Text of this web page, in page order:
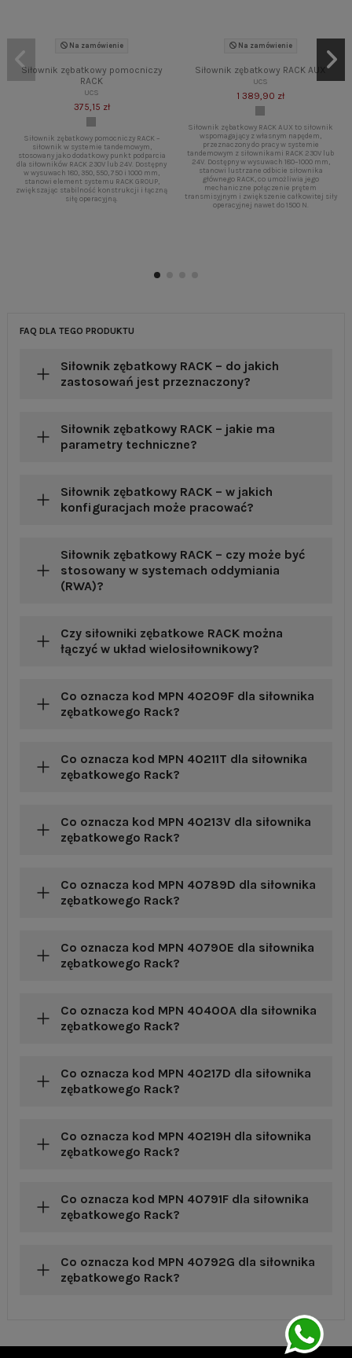
Na zamówienie
Siłownik zębatkowy pomocniczy
RACK
UCS
375,15 zł
Siłownik zębatkowy pomocniczy RACK –
siłownik w systemie tandemowym,
stosowany jako dodatkowy punkt podparcia
dla siłowników RACK 230V lub 24V. Dostępny
w wysuwach 180, 350, 550, 750 i 1000 mm,
stanowi element systemu RACK GROUP,
zwiększając stabilność konstrukcji i łączną
siłę operacyjną.
Na zamówienie
Siłownik zębatkowy RACK AUX
UCS
1 389,90 zł
Siłownik zębatkowy RACK AUX to siłownik
wspomagający z własnym napędem,
przeznaczony do pracy w systemie
tandemowym z siłownikami RACK 230V lub
24V. Dostępny w wysuwach 180–1000 mm,
stanowi lustrzane odbicie siłownika
głównego RACK, co umożliwia jego
mechaniczne połączenie prętem
transmisyjnym i zwiększenie całkowitej siły
operacyjnej nawet do 1500 N.
FAQ DLA TEGO PRODUKTU
Siłownik zębatkowy RACK – do jakich
zastosowań jest przeznaczony?
Siłownik zębatkowy RACK – jakie ma
parametry techniczne?
Siłownik zębatkowy RACK – w jakich
konfiguracjach może pracować?
Siłownik zębatkowy RACK – czy może być
stosowany w systemach oddymiania
(RWA)?
Czy siłowniki zębatkowe RACK można
łączyć w układ wielosiłownikowy?
Co oznacza kod MPN 40209F dla siłownika
zębatkowego Rack?
Co oznacza kod MPN 40211T dla siłownika
zębatkowego Rack?
Co oznacza kod MPN 40213V dla siłownika
zębatkowego Rack?
Co oznacza kod MPN 40789D dla siłownika
zębatkowego Rack?
Co oznacza kod MPN 40790E dla siłownika
zębatkowego Rack?
Co oznacza kod MPN 40400A dla siłownika
zębatkowego Rack?
Co oznacza kod MPN 40217D dla siłownika
zębatkowego Rack?
Co oznacza kod MPN 40219H dla siłownika
zębatkowego Rack?
Co oznacza kod MPN 40791F dla siłownika
zębatkowego Rack?
Co oznacza kod MPN 40792G dla siłownika
zębatkowego Rack?